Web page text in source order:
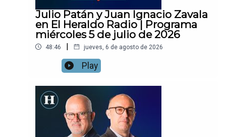
Julio Patán y Juan Ignacio Zavala
en El Heraldo Radio | Programa
miércoles 5 de julio de 2026
48:46 | jueves, 6 de agosto de 2026
Play